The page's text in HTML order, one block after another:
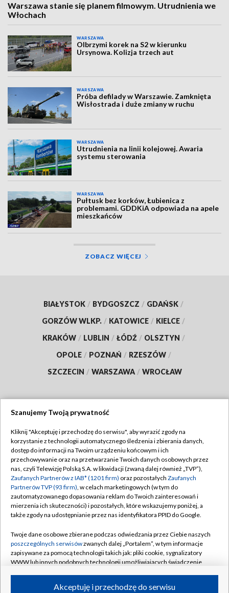
Warszawa stanie się planem filmowym. Utrudnienia we
Włochach
WARSZAWA
Olbrzymi korek na S2 w kierunku
Ursynowa. Kolizja trzech aut
WARSZAWA
Próba defilady w Warszawie. Zamknięta
Wisłostrada i duże zmiany w ruchu
WARSZAWA
Utrudnienia na linii kolejowej. Awaria
systemu sterowania
WARSZAWA
Pułtusk bez korków, Łubienica z
problemami. GDDKiA odpowiada na apele
mieszkańców
ZOBACZ WIĘCEJ
BIAŁYSTOK / BYDGOSZCZ / GDAŃSK /
GORZÓW WLKP. / KATOWICE / KIELCE /
KRAKÓW / LUBLIN / ŁÓDŹ / OLSZTYN /
OPOLE / POZNAŃ / RZESZÓW /
SZCZECIN / WARSZAWA / WROCŁAW
TVP
Abonament TVP
Emisja w TVP
Centrum informacji TVP
Naziemna Telewizja Cyfrowa
Rada Programowa
System NOS
Informacje o nadawcy
Regulamin TVP
Polityka prywatności
Moje zgody
Pomoc
Kontakt
Kanały
Szanujemy Twoją prywatność
Kliknij "Akceptuję i przechodzę do serwisu", aby wyrazić zgody na
korzystanie z technologii automatycznego śledzenia i zbierania danych,
dostęp do informacji na Twoim urządzeniu końcowym i ich
przechowywanie oraz na przetwarzanie Twoich danych osobowych przez
nas, czyli Telewizję Polską S.A. w likwidacji (zwaną dalej również „TVP”),
Zaufanych Partnerów z IAB* (1201 firm) oraz pozostałych Zaufanych
Partnerów TVP (93 firm), w celach marketingowych (w tym do
zautomatyzowanego dopasowania reklam do Twoich zainteresowań i
mierzenia ich skuteczności) i pozostałych, które wskazujemy poniżej, a
także zgody na udostępnianie przez nas identyfikatora PPID do Google.
Twoje dane osobowe zbierane podczas odwiedzania przez Ciebie naszych
poszczególnych serwisówzwanych dalej „Portalem”, w tym informacje
zapisywane za pomocą technologii takich jak: pliki cookie, sygnalizatory
WWW lub innych podobnych technologii umożliwiających świadczenie
ruchu w Internecie.Akceptuję i przechodzę do serwisu